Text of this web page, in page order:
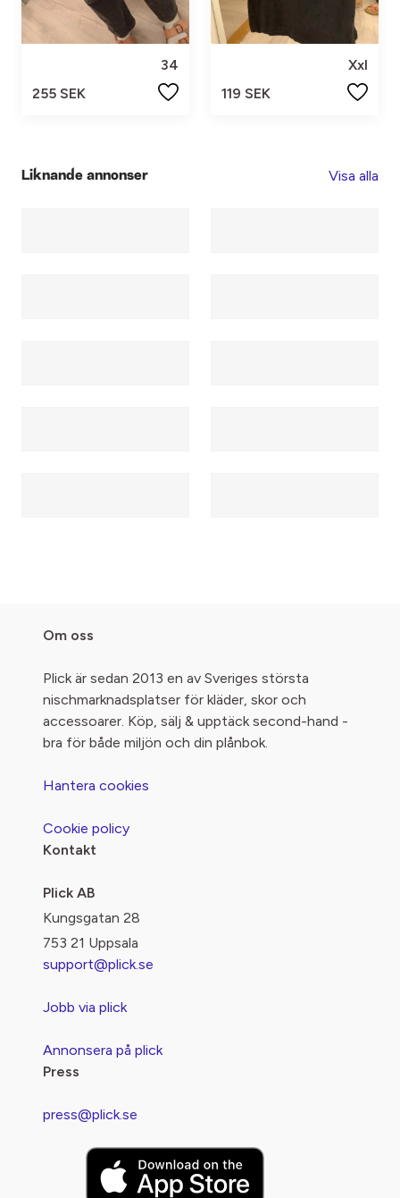
34
255 SEK
Xxl
119 SEK
Liknande annonser Visa alla
Om oss
Plick är sedan 2013 en av Sveriges största
nischmarknadsplatser för kläder, skor och
accessoarer. Köp, sälj & upptäck second-hand -
bra för både miljön och din plånbok.
Hantera cookies
Cookie policy
Kontakt
Plick AB
Kungsgatan 28
753 21 Uppsala
support@plick.se
Jobb via plick
Annonsera på plick
Press
press@plick.se